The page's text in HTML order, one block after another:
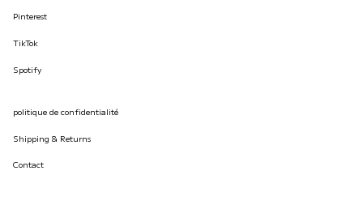
Pinterest
TikTok
Spotify
politique de confidentialité
Shipping & Returns
Contact